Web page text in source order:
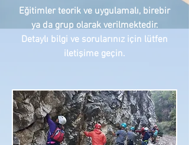
Eğitimler teorik ve uygulamalı, birebir
ya da grup olarak verilmektedir.
Detaylı bilgi ve sorularınız için lütfen
iletişime geçin.